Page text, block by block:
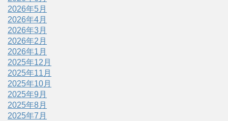
2026年5月
2026年4月
2026年3月
2026年2月
2026年1月
2025年12月
2025年11月
2025年10月
2025年9月
2025年8月
2025年7月